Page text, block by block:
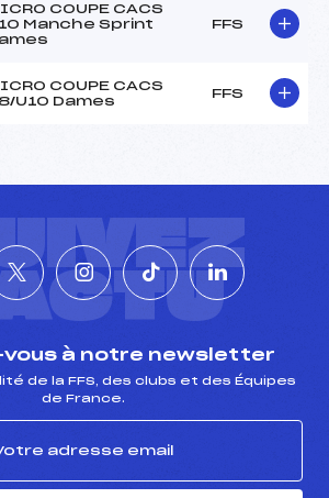
COUPE CACS
Manche Sprint
FFS
COUPE CACS
U10 Dames
FFS
à notre newsletter
de la FFS, des clubs et des Équipes
de France.